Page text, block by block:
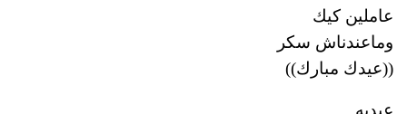
عاملين كيك
وماعندناش سكر
((عيدك مبارك))
عيديه